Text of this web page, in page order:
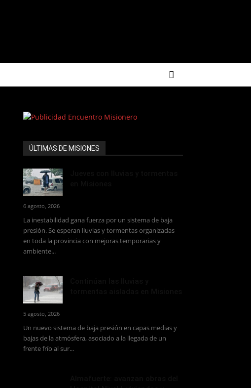
ÚLTIMAS DE MISIONES
6 agosto, 2026
La inestabilidad gana fuerza por un sistema de baja
presión. Se esperan lluvias y tormentas organizadas
en toda la provincia con mejoras temporarias y
ambiente...
5 agosto, 2026
Un nuevo sistema de baja presión en capas medias y
bajas de la atmósfera, asociado a la llegada de un
frente frío al sur...